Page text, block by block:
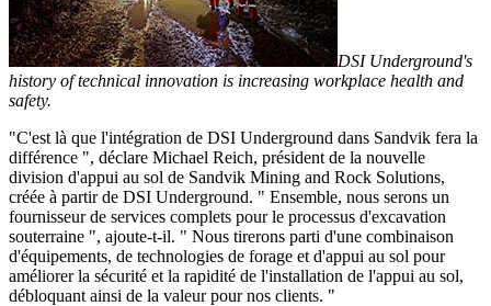
DSI Underground's
history of technical innovation is increasing workplace health and
safety.
"C'est là que l'intégration de DSI Underground dans Sandvik fera la
différence ", déclare Michael Reich, président de la nouvelle
division d'appui au sol de Sandvik Mining and Rock Solutions,
créée à partir de DSI Underground. " Ensemble, nous serons un
fournisseur de services complets pour le processus d'excavation
souterraine ", ajoute-t-il. " Nous tirerons parti d'une combinaison
d'équipements, de technologies de forage et d'appui au sol pour
améliorer la sécurité et la rapidité de l'installation de l'appui au sol,
débloquant ainsi de la valeur pour nos clients. "